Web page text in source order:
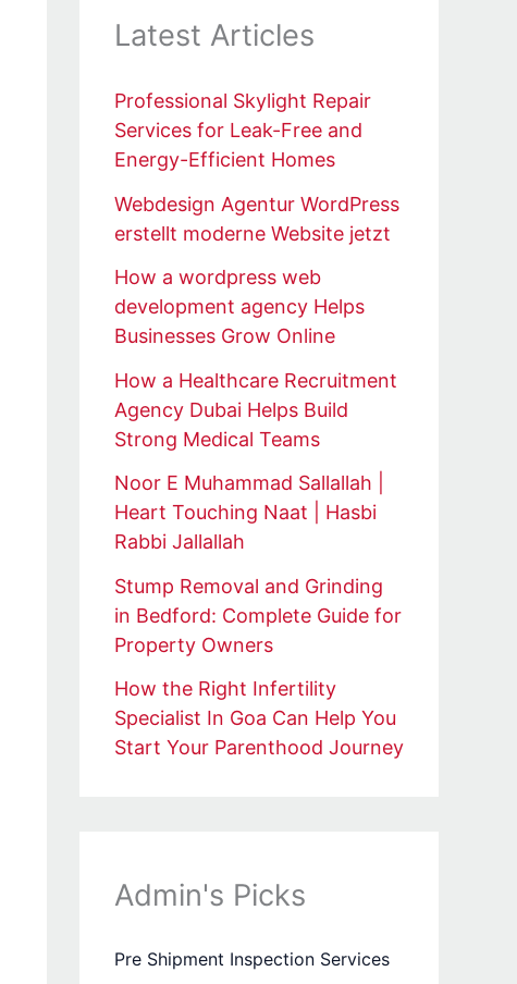
Latest Articles
Professional Skylight Repair
Services for Leak-Free and
Energy-Efficient Homes
Webdesign Agentur WordPress
erstellt moderne Website jetzt
How a wordpress web
development agency Helps
Businesses Grow Online
How a Healthcare Recruitment
Agency Dubai Helps Build
Strong Medical Teams
Noor E Muhammad Sallallah |
Heart Touching Naat | Hasbi
Rabbi Jallallah
Stump Removal and Grinding
in Bedford: Complete Guide for
Property Owners
How the Right Infertility
Specialist In Goa Can Help You
Start Your Parenthood Journey
Admin's Picks
Pre Shipment Inspection Services